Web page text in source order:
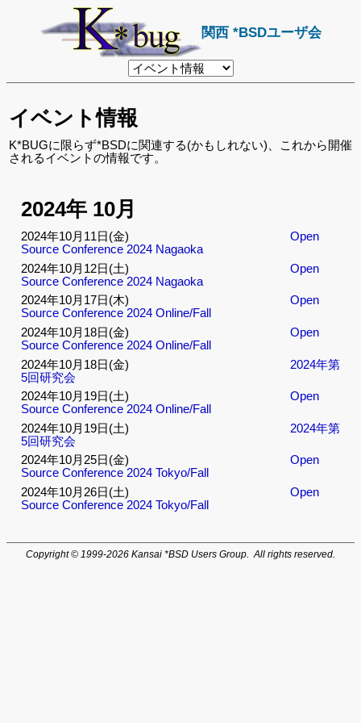
関西 *BSDユーザ会
リ
ン
ペ
ー
ジ
イベント情報
K*BUGに限らず*BSDに関連する(かもしれない)、これから開催
されるイベントの情報です。
2024年 10月
2024年10月11日(金)
Open
Source Conference 2024 Nagaoka
2024年10月12日(土)
Open
Source Conference 2024 Nagaoka
2024年10月17日(木)
Open
Source Conference 2024 Online/Fall
2024年10月18日(金)
Open
Source Conference 2024 Online/Fall
2024年10月18日(金)
2024年第
5回研究会
2024年10月19日(土)
Open
Source Conference 2024 Online/Fall
2024年10月19日(土)
2024年第
5回研究会
2024年10月25日(金)
Open
Source Conference 2024 Tokyo/Fall
2024年10月26日(土)
Open
Source Conference 2024 Tokyo/Fall
Copyright © 1999-2026 Kansai *BSD Users Group. All rights reserved.